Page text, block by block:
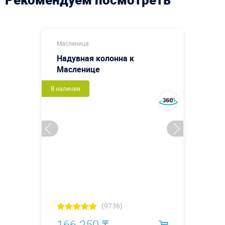
Масленица
Надувная колонна к
Масленице
В наличии
(9736)